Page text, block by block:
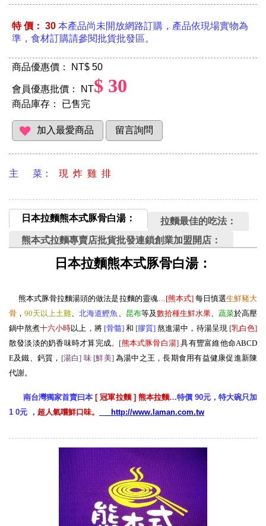
特 價： 30 本產品尚未開放網路訂購，產品依現場實物為
準，食材訂購請參閱批貨批發區。
商品優惠價： NT$ 50
會員優惠批價： NT$ 30
商品庫存： 已售完
主 菜： 現 炸 雞 排
日本拉麵熊本式豚骨白湯：
拉麵最佳的吃法：
熊本式拉麵專賣店批貨批發連鎖創業加盟開店：
日本拉麵熊本式豚骨白湯：
熊本式豚骨拉麵湯頭的做法是拉麵的靈魂…[熊本式]每日慎選生鮮豬大
骨 ，90天以上土雞 、北海道鰹魚 昆布等及數拾種生鮮水果、 蔬菜於高壓
鍋中熬煮十六小時以上，將[骨髓]和 [膠質] 熬進湯中，待湯呈現 [乳白色]
散發淡淡的奶香味時才算完成。[熊本式豚骨白湯] 具有豐富維他命ABCD
E及鐵、鈣質， [湯白] 味 [鮮美]為湯中之王，長期食用有益健康促進新陳
代謝。
南台灣獨家首賣曰本 [ 冠軍拉麵 ] 熊本拉麵…特價 90元，特大碗只加
1 0元 ， 超人氣嚐鮮口味。 http://www.laman.com.tw